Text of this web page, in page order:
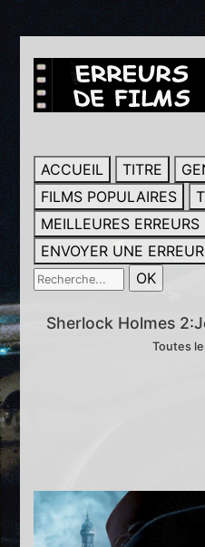
ACCUEIL TITRE
FILMS POPULAIRES
MEILLEURES ERREURS
ENVOYER UNE ERREUR
Sherlock Holmes
Toutes